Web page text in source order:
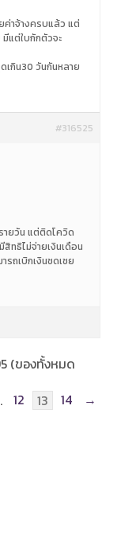
าจ้างครบแล้ว แต่
แต่ใบกักตัวจะ
เกิน30 วันกันหลาย
#316525
ายวัน แต่ติดโควิด
ทธิไม่จ่ายเงินเดือน
รถเบิกเงินชดเชย
(ของทั้งหมด
12 13 14 →